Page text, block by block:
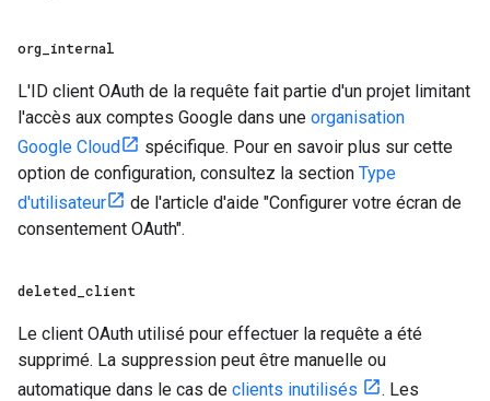
org internal
L'ID client OAuth de la requête fait partie d'un projet limitant
l'accès aux comptes Google dans une organisation
Google Cloud
spécifique. Pour en savoir plus sur cette
option de configuration, consultez la section Type
d'utilisateur
de l'article d'aide "Configurer votre écran de
consentement OAuth".
deleted client
Le client OAuth utilisé pour effectuer la requête a été
supprimé. La suppression peut être manuelle ou
automatique dans le cas de clients inutilisés
. Les